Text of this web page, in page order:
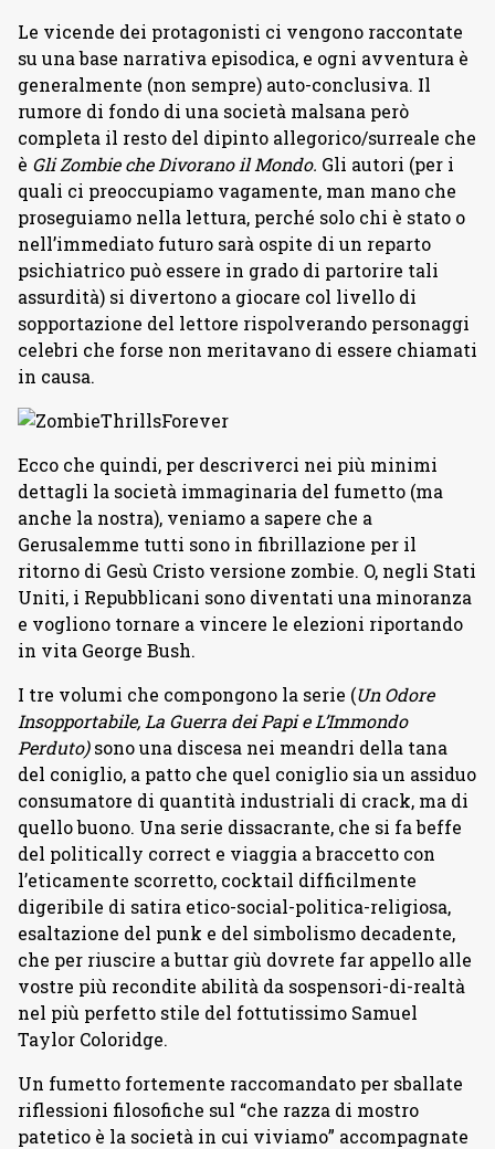
Le vicende dei protagonisti ci vengono raccontate
su una base narrativa episodica, e ogni avventura è
generalmente (non sempre) auto-conclusiva. Il
rumore di fondo di una società malsana però
completa il resto del dipinto allegorico/surreale che
è Gli Zombie che Divorano il Mondo. Gli autori (per i
quali ci preoccupiamo vagamente, man mano che
proseguiamo nella lettura, perché solo chi è stato o
nell’immediato futuro sarà ospite di un reparto
psichiatrico può essere in grado di partorire tali
assurdità) si divertono a giocare col livello di
sopportazione del lettore rispolverando personaggi
celebri che forse non meritavano di essere chiamati
in causa.
Ecco che quindi, per descriverci nei più minimi
dettagli la società immaginaria del fumetto (ma
anche la nostra), veniamo a sapere che a
Gerusalemme tutti sono in fibrillazione per il
ritorno di Gesù Cristo versione zombie. O, negli Stati
Uniti, i Repubblicani sono diventati una minoranza
e vogliono tornare a vincere le elezioni riportando
in vita George Bush.
I tre volumi che compongono la serie (Un Odore
Insopportabile, La Guerra dei Papi e L’Immondo
Perduto)sono una discesa nei meandri della tana
del coniglio, a patto che quel coniglio sia un assiduo
consumatore di quantità industriali di crack, ma di
quello buono. Una serie dissacrante, che si fa beffe
del politically correct e viaggia a braccetto con
l’eticamente scorretto, cocktail difficilmente
digeribile di satira etico-social-politica-religiosa,
esaltazione del punk e del simbolismo decadente,
che per riuscire a buttar giù dovrete far appello alle
vostre più recondite abilità da sospensori-di-realtà
nel più perfetto stile del fottutissimo Samuel
Taylor Coloridge.
Un fumetto fortemente raccomandato per sballate
riflessioni filosofiche sul “che razza di mostro
patetico è la società in cui viviamo” accompagnate